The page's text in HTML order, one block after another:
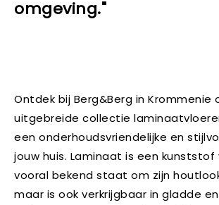
omgeving."
Ontdek bij Berg&Berg in Krommenie
uitgebreide collectie
een onderhoudsvriendelijke en
jouw huis. Laminaat is een kunststof
vooral bekend staat om zijn
maar is ook verkrijgbaar in gladde